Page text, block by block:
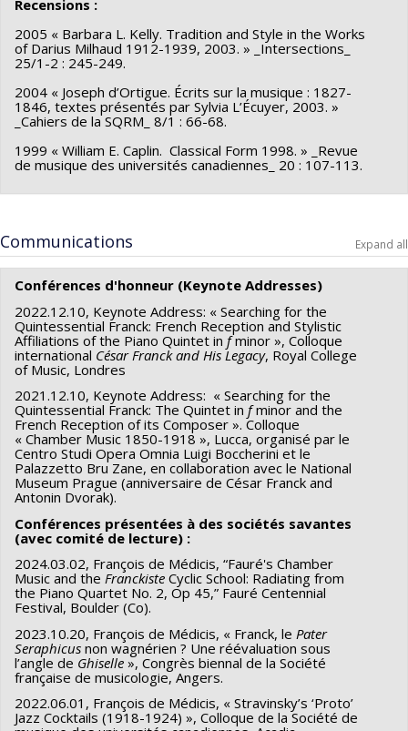
Recensions :
2005 « Barbara L. Kelly. Tradition and Style in the Works
of Darius Milhaud 1912-1939, 2003. » _Intersections_
25/1-2 : 245-249.
2004 « Joseph d’Ortigue. Écrits sur la musique : 1827-
1846, textes présentés par Sylvia L’Écuyer, 2003. »
_Cahiers de la SQRM_ 8/1 : 66-68.
1999 « William E. Caplin. Classical Form 1998. » _Revue
de musique des universités canadiennes_ 20 : 107-113.
Communications Expand all
Conférences d'honneur (Keynote Addresses)
2022.12.10, Keynote Address: « Searching for the
Quintessential Franck: French Reception and Stylistic
Affiliations of the Piano Quintet in fminor », Colloque
international César Franck and His Legacy, Royal College
of Music, Londres
2021.12.10, Keynote Address: « Searching for the
Quintessential Franck: The Quintet in fminor and the
French Reception of its Composer ». Colloque
« Chamber Music 1850-1918 », Lucca, organisé par le
Centro Studi Opera Omnia Luigi Boccherini et le
Palazzetto Bru Zane, en collaboration avec le National
Museum Prague (anniversaire de César Franck and
Antonin Dvorak).
Conférences présentées à des sociétés savantes
(avec comité de lecture) :
2024.03.02, François de Médicis, “Fauré's Chamber
Music and the Franckiste Cyclic School: Radiating from
the Piano Quartet No. 2, Op 45,” Fauré Centennial
Festival, Boulder (Co).
2023.10.20, François de Médicis, « Franck, le Pater
Seraphicus non wagnérien ? Une réévaluation sous
l’angle de Ghiselle », Congrès biennal de la Société
française de musicologie, Angers.
2022.06.01, François de Médicis, « Stravinsky’s ‘Proto’
Jazz Cocktails (1918-1924) », Colloque de la Société de